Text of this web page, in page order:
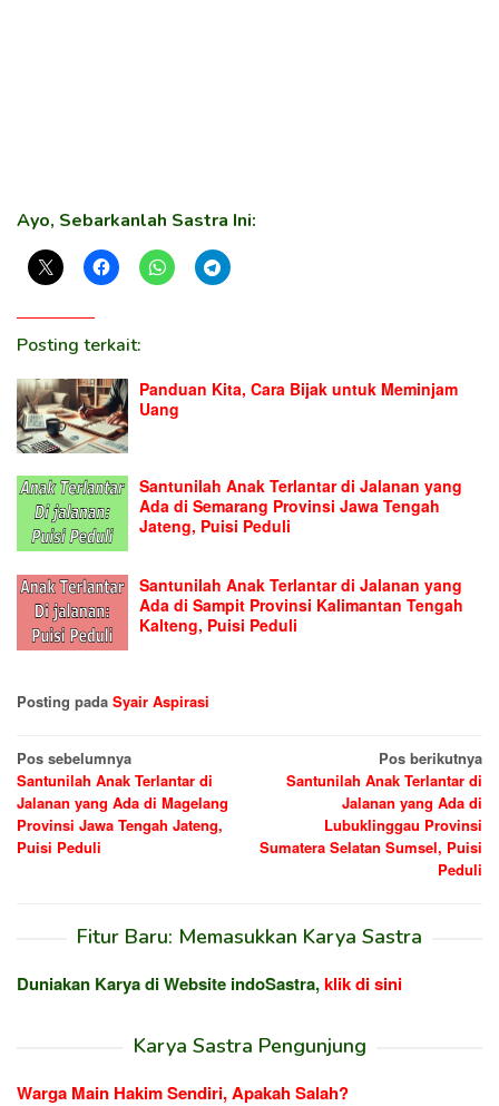
Ayo, Sebarkanlah Sastra Ini:
Posting terkait:
Panduan Kita, Cara Bijak untuk Meminjam
Uang
Santunilah Anak Terlantar di Jalanan yang
Ada di Semarang Provinsi Jawa Tengah
Jateng, Puisi Peduli
Santunilah Anak Terlantar di Jalanan yang
Ada di Sampit Provinsi Kalimantan Tengah
Kalteng, Puisi Peduli
Posting pada Syair Aspirasi
Navigasi
pos
Pos sebelumnya
Santunilah Anak Terlantar di
Jalanan yang Ada di Magelang
Provinsi Jawa Tengah Jateng,
Puisi Peduli
Pos berikutnya
Santunilah Anak Terlantar di
Jalanan yang Ada di
Lubuklinggau Provinsi
Sumatera Selatan Sumsel, Puisi
Peduli
Fitur Baru: Memasukkan Karya Sastra
Duniakan Karya di Website indoSastra,klik di sini
Karya Sastra Pengunjung
Warga Main Hakim Sendiri, Apakah Salah?